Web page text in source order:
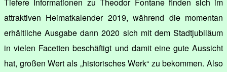
Tiefere Informationen zu Theodor Fontane finden sich im
attraktiven Heimatkalender 2019, während die momentan
erhältliche Ausgabe dann 2020 sich mit dem Stadtjubiläum
in vielen Facetten beschäftigt und damit eine gute Aussicht
hat, großen Wert als „historisches Werk“ zu bekommen. Also